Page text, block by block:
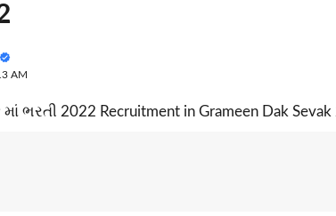
AM